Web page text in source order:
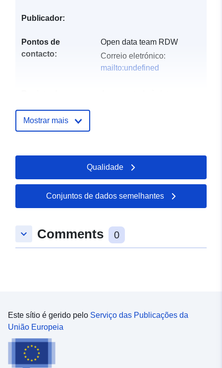
Publicador:
Pontos de
contacto:
Open data team RDW
Correio eletrónico:
mailto:undefined
uriRef:
http://data.europa.eu/88u/dataset/
open-data-parkeren-
contactpersoon~~1
Mostrar mais
Qualidade
Conjuntos de dados semelhantes
keyboard_arrow_down Comments 0
Este sítio é gerido pelo Serviço das Publicações da
União Europeia